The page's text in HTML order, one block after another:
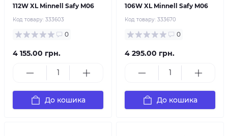
112W XL Minnell Safy M06
Код товару: 333603
0
4 155.00 грн.
До кошика
106W XL Minnell Safy M06
Код товару: 333670
0
4 295.00 грн.
До кошика